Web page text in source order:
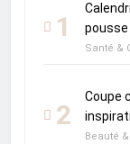
1
pousse
Santé &
2
Coupe
Beauté